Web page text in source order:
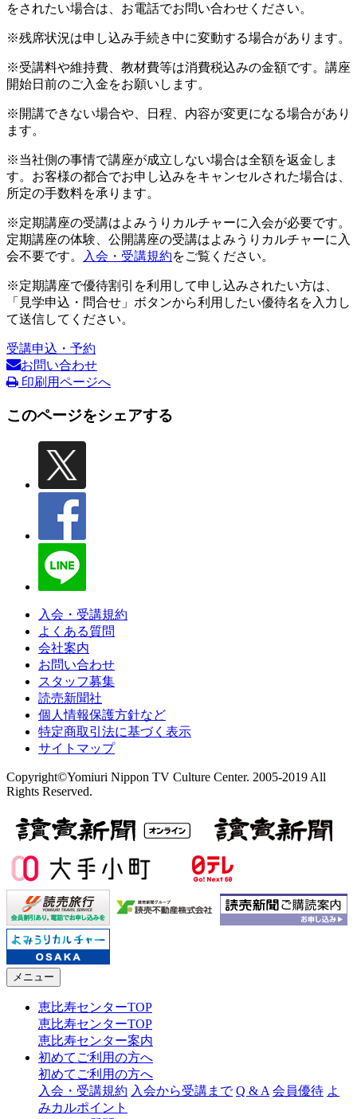
をされたい場合は、お電話でお問い合わせください。
※残席状況は申し込み手続き中に変動する場合があります。
※受講料や維持費、教材費等は消費税込みの金額です。講座
開始日前のご入金をお願いします。
※開講できない場合や、日程、内容が変更になる場合があり
ます。
※当社側の事情で講座が成立しない場合は全額を返金しま
す。お客様の都合でお申し込みをキャンセルされた場合は、
所定の手数料を承ります。
※定期講座の受講はよみうりカルチャーに入会が必要です。
定期講座の体験、公開講座の受講はよみうりカルチャーに入
会不要です。
入会・受講規約をご覧ください。
※定期講座で優待割引を利用して申し込みされたい方は、
「見学申込・問合せ」ボタンから利用したい優待名を入力し
て送信してください。
受講申込・予約
お問い合わせ
印刷用ページへ
このページをシェアする
入会・受講規約
よくある質問
会社案内
お問い合わせ
スタッフ募集
読売新聞社
個人情報保護方針など
特定商取引法に基づく表示
サイトマップ
Copyright©Yomiuri Nippon TV Culture Center. 2005-2019 All
Rights Reserved.
メニュー
恵比寿センターTOP
恵比寿センターTOP
恵比寿センター案内
初めてご利用の方へ
初めてご利用の方へ
入会・受講規約 入会から受講まで Q & A 会員優待 よ
みカルポイント